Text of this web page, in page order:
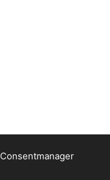
Consentmanager